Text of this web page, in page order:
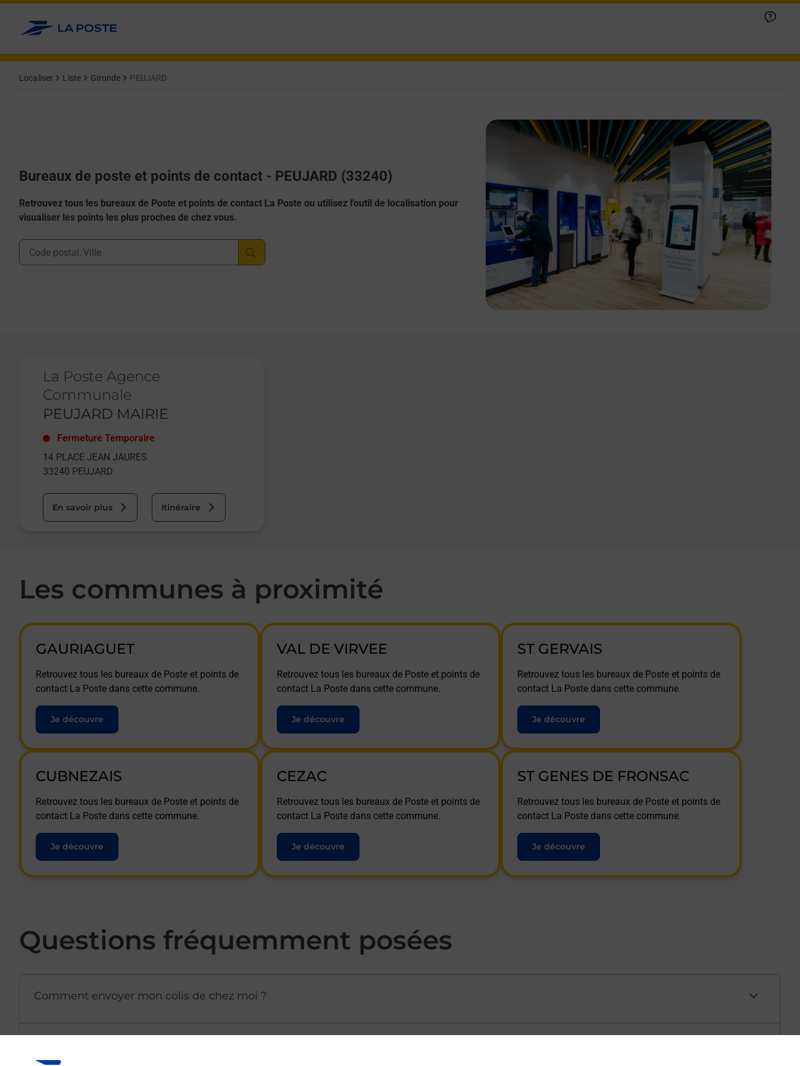
Allez au contenu
Localiser Liste Gironde PEUJARD
Bureaux de poste et points de contact - PEUJARD (33240)
Retrouvez tous les bureaux de Poste et points de contact La Poste ou utilisez l'outil de localisation pour
visualiser les points les plus proches de chez vous.
Ville, Département, Code Postal
La Poste Agence
Communale
PEUJARD MAIRIE
Fermeture Temporaire
14 PLACE JEAN JAURES
33240 PEUJARD
En savoir plus Itinéraire
Les communes à proximité
GAURIAGUET
Retrouvez tous les bureaux de Poste et points de
contact La Poste dans cette commune.
Je découvre
VAL DE VIRVEE
Retrouvez tous les bureaux de Poste et points de
contact La Poste dans cette commune.
Je découvre
ST GERVAIS
Retrouvez tous les bureaux de Poste et points de
contact La Poste dans cette commune.
Je découvre
CUBNEZAIS
Retrouvez tous les bureaux de Poste et points de
contact La Poste dans cette commune.
Je découvre
CEZAC
Retrouvez tous les bureaux de Poste et points de
contact La Poste dans cette commune.
Je découvre
ST GENES DE FRONSAC
Retrouvez tous les bureaux de Poste et points de
contact La Poste dans cette commune.
Je découvre
Questions fréquemment posées
Comment envoyer mon colis de chez moi ?
Afficher ou masquer la réponse
Afficher ou masquer la réponse
Afficher ou masquer la réponse
Afficher ou masquer la réponse
Afficher ou masquer la réponse